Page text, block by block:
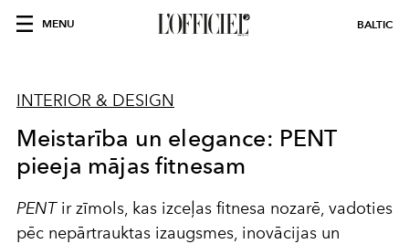
MENU BALTIC
INTERIOR & DESIGN
Meistarība un elegance: PENT
pieeja mājas fitnesam
PENTir zīmols, kas izceļas fitnesa nozarē, vadoties
pēc nepārtrauktas izaugsmes, inovācijas un